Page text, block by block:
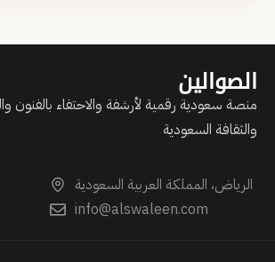
الصوالين
منصة سعودية رقمية لأرشفة والاحتفاء بالفنون
والثقافة السعودية
الرياض، المملكة العربية السعودية
info@alswaleen.com